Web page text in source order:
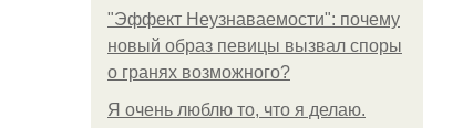
"Эффект Неузнаваемости": почему
новый образ певицы вызвал споры
о гранях возможного?
Я очень люблю то, что я делаю.